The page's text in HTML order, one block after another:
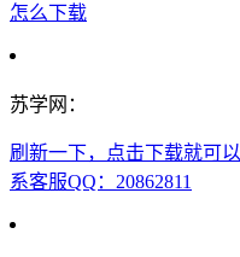
怎么下载
苏学网：
刷新一下，点击下载就可
系客服QQ：20862811